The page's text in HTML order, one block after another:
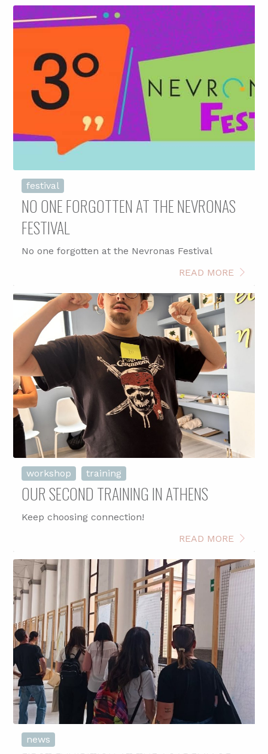
festival
NO ONE FORGOTTEN AT THE NEVRONAS
FESTIVAL
No one forgotten at the Nevronas Festival
READ MORE
workshop training
OUR SECOND TRAINING IN ATHENS
Keep choosing connection!
READ MORE
news